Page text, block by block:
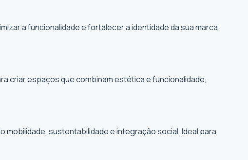
a funcionalidade e fortalecer a identidade da sua marca.
criar espaços que combinam estética e funcionalidade,
sustentabilidade e integração social. Ideal para